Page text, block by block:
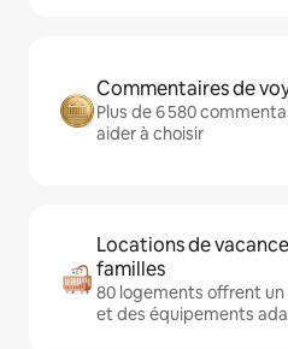
Commentaires de
Plus de 6 580
aider à choisir
Locations de
familles
80 logements offrent
et des équipements